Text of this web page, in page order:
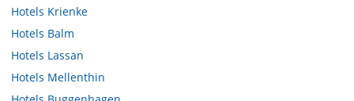
Hotels Krienke
Hotels Balm
Hotels Lassan
Hotels Mellenthin